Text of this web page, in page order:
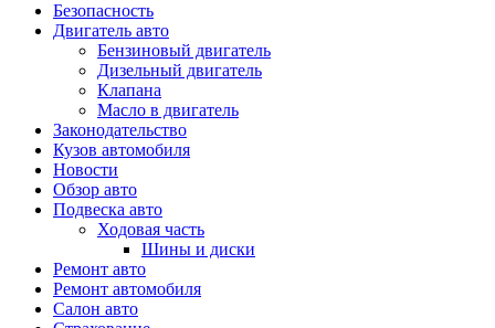
Безопасность
Двигатель авто
Бензиновый двигатель
Дизельный двигатель
Клапана
Масло в двигатель
Законодательство
Кузов автомобиля
Новости
Обзор авто
Подвеска авто
Ходовая часть
Шины и диски
Ремонт авто
Ремонт автомобиля
Салон авто